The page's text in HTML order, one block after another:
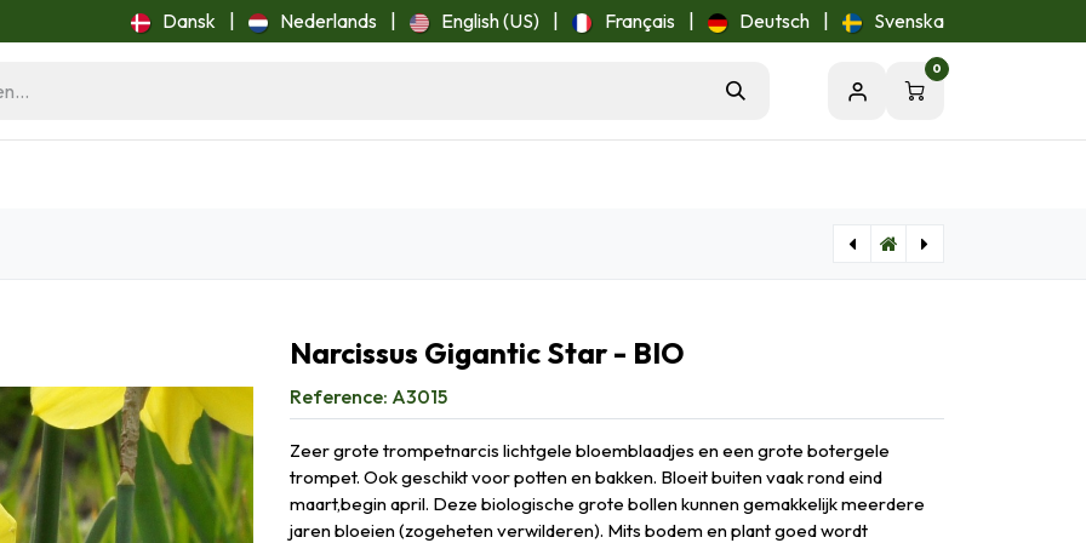
Dansk | Nederlands | English (US) | Français | Deutsch | Svenska
0
Narcissus Gigantic Star - BIO
Reference: A3015
Zeer grote trompetnarcis lichtgele bloemblaadjes en een grote botergele
trompet. Ook geschikt voor potten en bakken. Bloeit buiten vaak rond eind
maart,begin april. Deze biologische grote bollen kunnen gemakkelijk meerdere
jaren bloeien (zogeheten verwilderen). Mits bodem en plant goed wordt